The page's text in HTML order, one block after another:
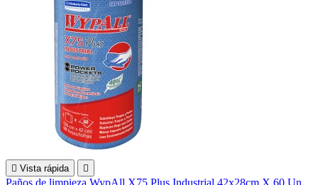
 Vista rápida 